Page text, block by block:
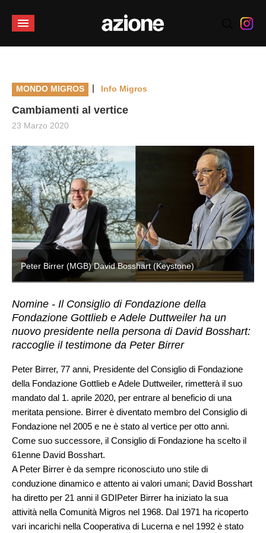
MONDO MIGROS | Info Migros
Cambiamenti al vertice
23 Marzo 2020
Peter Birrer (MGB) David Bosshart (Keystone)
Nomine - Il Consiglio di Fondazione della
Fondazione Gottlieb e Adele Duttweiler ha un
nuovo presidente nella persona di David Bosshart:
raccoglie il testimone da Peter Birrer
Peter Birrer, 77 anni, Presidente del Consiglio di Fondazione
della Fondazione Gottlieb e Adele Duttweiler, rimetterà il suo
mandato dal 1. aprile 2020, per entrare al beneficio di una
meritata pensione. Birrer è diventato membro del Consiglio di
Fondazione nel 2005 e ne è stato al vertice per otto anni.
Come suo successore, il Consiglio di Fondazione ha scelto il
61enne David Bosshart.
A Peter Birrer è da sempre riconosciuto uno stile di
conduzione dinamico e attento ai valori umani; David Bosshart
ha diretto per 21 anni il GDIPeter Birrer ha iniziato la sua
attività nella Comunità Migros nel 1968. Dal 1971 ha ricoperto
vari incarichi nella Cooperativa di Lucerna e nel 1992 è stato